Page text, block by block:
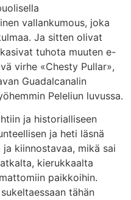
vallankumous, joka
Ja sitten olivat
tuhota muuten e-
virhe «Chesty Pullar»,
Guadalcanalin
Peleliun luvussa.
ja historialliseen
ja heti läsnä
kiinnostavaa, mikä sai
kierukkaalta
paikkoihin.
tähän